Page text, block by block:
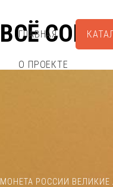
ВСЁ
ГЛАВНАЯ
О ПРОЕКТЕ
МОНЕТА РОССИИ ВЕЛИКИЕ